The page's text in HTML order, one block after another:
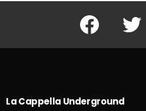
Facebook
La Cappella Underground